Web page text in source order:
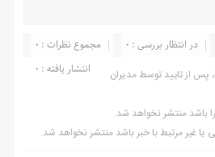
مجموع نظرات : 0
در انتظار بررسی : 0
انتشار یافته : ۰
از تایید توسط مدیران
باشد منتشر نخواهد شد.
یا غیر مرتبط با خبر باشد منتشر نخواهد شد.